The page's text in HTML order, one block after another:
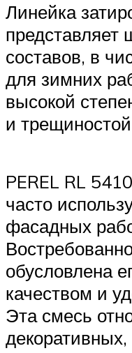
Линейка
составов, в
для зимних
высокой
и
PEREL RL
часто
фасадных
обусловлена
качеством и
Эта смесь